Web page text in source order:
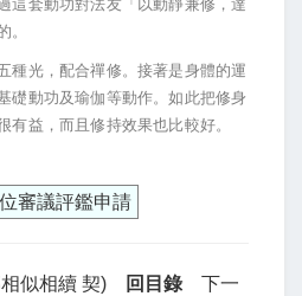
這套動功對法友「以動靜兼修，達
。
種光，配合禪修。接著是身體的運
礎動功及瑜伽等動作。如此把修身
有益，而且修持效果也比較好。
審議評鑑申請
似相續 契) 回目錄
下一